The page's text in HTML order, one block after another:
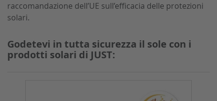
raccomandazione dell’UE sull’efficacia delle protezioni
solari.
Godetevi in tutta sicurezza il sole con i
prodotti solari di JUST: